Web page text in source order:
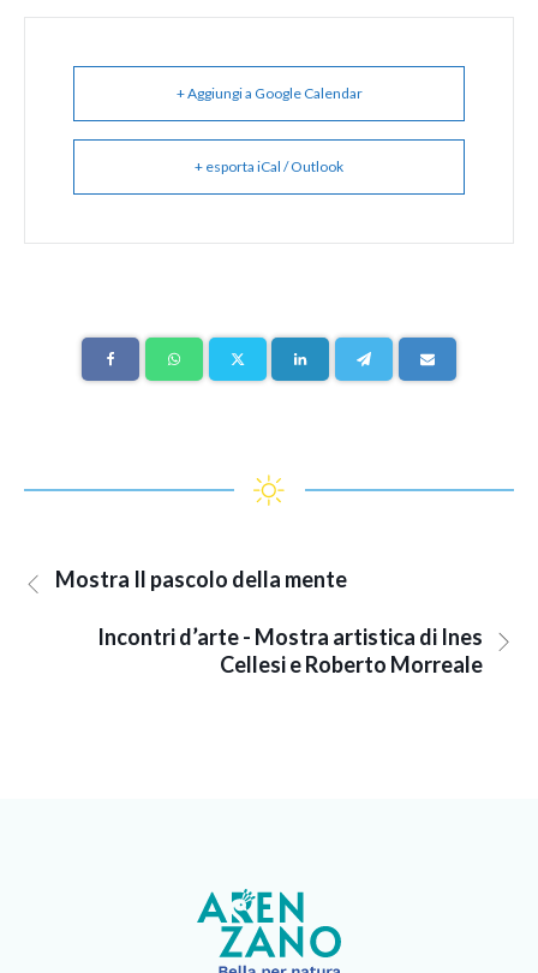
+ Aggiungi a Google Calendar
+ esporta iCal / Outlook
Mostra Il pascolo della mente
Incontri d’arte - Mostra artistica di Ines
Cellesi e Roberto Morreale